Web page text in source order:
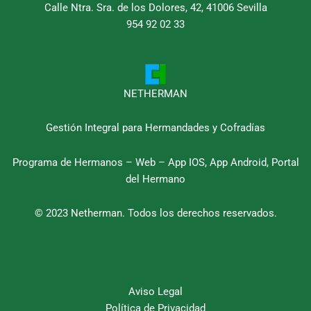
e
t
t
t
u
t
Calle Ntra. Sra. de los Dolores, 42, 41006 Sevilla
954 92 02 33
NETHERMAN
Gestión Integral para Hermandades y Cofradías
Programa de Hermanos – Web – App IOS, App Android, Portal
del Hermano
© 2023 Netherman. Todos los derechos reservados.
Aviso Legal
Política de Privacidad